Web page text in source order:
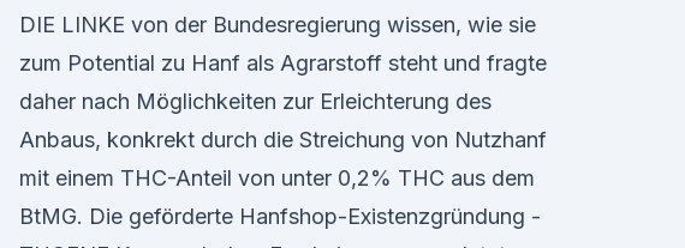
DIE LINKE von der Bundesregierung wissen, wie sie
zum Potential zu Hanf als Agrarstoff steht und fragte
daher nach Möglichkeiten zur Erleichterung des
Anbaus, konkrekt durch die Streichung von Nutzhanf
mit einem THC-Anteil von unter 0,2% THC aus dem
BtMG. Die geförderte Hanfshop-Existenzgründung -